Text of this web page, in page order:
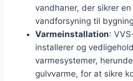
vandhaner, der sikrer
vandforsyning til
Varmeinstallation:
installerer og
varmesystemer,
gulvvarme, for at sikre